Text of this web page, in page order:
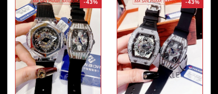
-43% -43%